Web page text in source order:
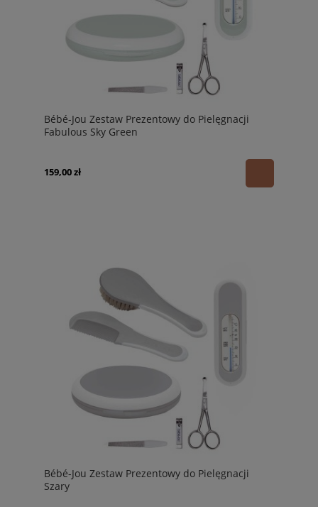
Bébé-Jou Zestaw Prezentowy do Pielęgnacji
Fabulous Sky Green
159,00 zł
Bébé-Jou Zestaw Prezentowy do Pielęgnacji
Szary